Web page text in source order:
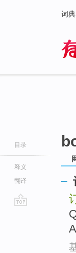
词典
目录
释义
翻译